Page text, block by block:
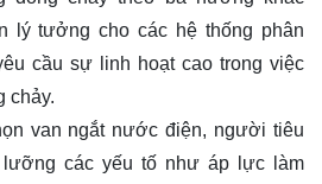
lý tưởng cho các hệ thống phân
cầu sự linh hoạt cao trong việc
chảy.
van ngắt nước điện, người tiêu
các yếu tố như áp lực làm